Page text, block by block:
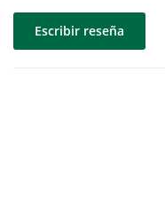
Escribir reseña